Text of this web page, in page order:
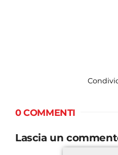
0 COMMENTI
Lascia un